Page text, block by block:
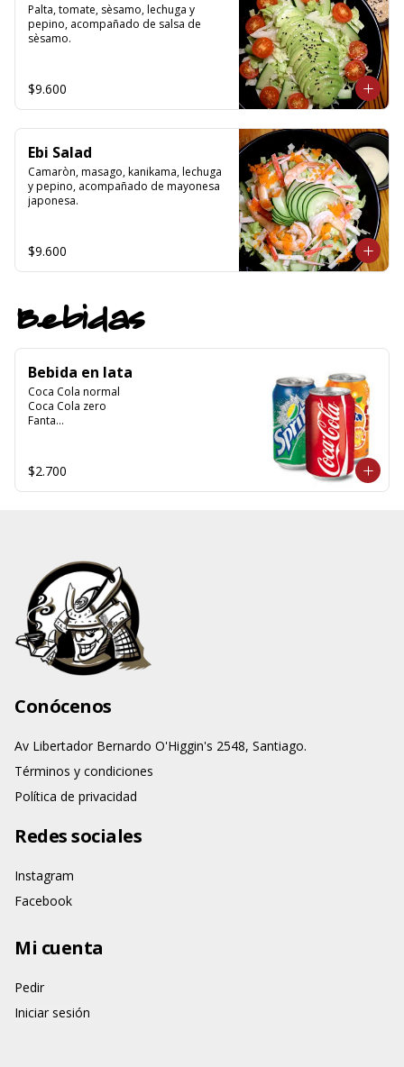
Palta, tomate, sèsamo, lechuga y
pepino, acompañado de salsa de
sèsamo.
$9.600
Ebi Salad
Camaròn, masago, kanikama, lechuga
y pepino, acompañado de mayonesa
japonesa.
$9.600
Bebidas
Bebida en lata
Coca Cola normal
Coca Cola zero
Fanta
Limon Soda
Canada Dry
$2.700
Conócenos
Av Libertador Bernardo O'Higgin's 2548, Santiago.
Términos y condiciones
Política de privacidad
Redes sociales
Instagram
Facebook
Mi cuenta
Pedir
Iniciar sesión